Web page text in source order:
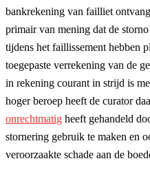
bankrekening van failliet
primair van mening dat de
tijdens het faillissement hebben
toegepaste verrekening van de
in rekening courant in strijd is
hoger beroep heeft de curator
onrechtmatig heeft gehandeld
stornering gebruik te maken en
veroorzaakte schade aan de